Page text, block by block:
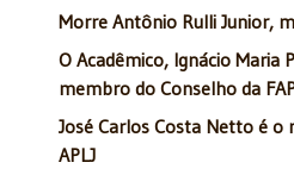
Morre Antônio Rulli Junior,
O Acadêmico, Ignácio Maria
membro do Conselho da
José Carlos Costa Netto é o
APLJ